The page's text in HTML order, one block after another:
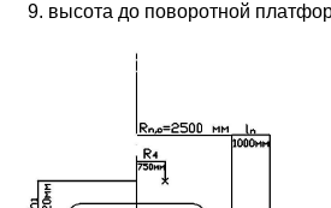
высота до поворотной